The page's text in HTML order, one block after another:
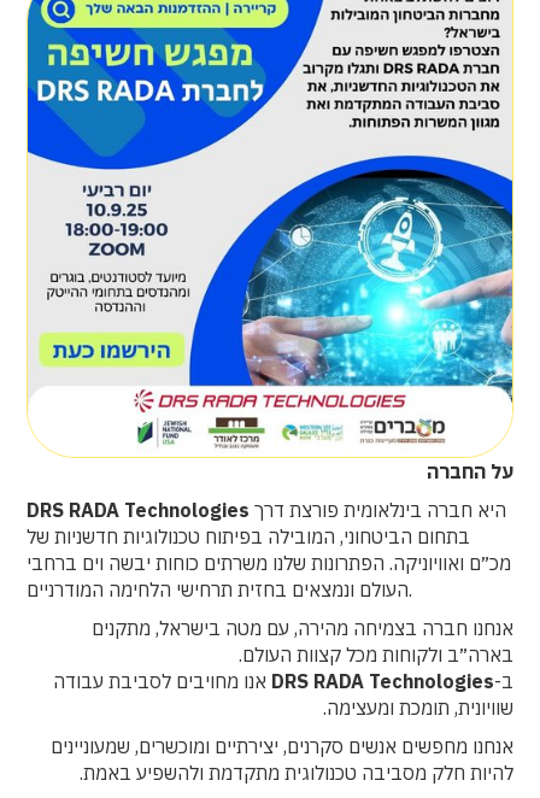
‍על החברה
DRS RADA Technologies היא חברה בינלאומית פורצת דרך
בתחום הביטחוני, המובילה בפיתוח טכנולוגיות חדשניות של
מכ״ם ואוויוניקה. הפתרונות שלנו משרתים כוחות יבשה וים ברחבי
העולם ונמצאים בחזית תרחישי הלחימה המודרניים.
אנחנו חברה בצמיחה מהירה, עם מטה בישראל, מתקנים
בארה״ב ולקוחות מכל קצוות העולם.
ב-DRS RADA Technologies אנו מחויבים לסביבת עבודה
שוויונית, תומכת ומעצימה.
אנחנו מחפשים אנשים סקרנים, יצירתיים ומוכשרים, שמעוניינים
להיות חלק מסביבה טכנולוגית מתקדמת ולהשפיע באמת.